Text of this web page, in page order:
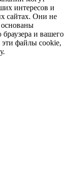
сообщений
на такие
интересов и
сайтах. Они не
и вашего
эти файлы cookie,